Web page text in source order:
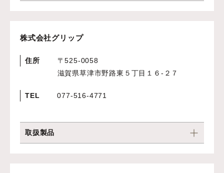
株式会社グリップ
住所
〒525-0058
滋賀県草津市野路東５丁目１６-２７
TEL 077-516-4771
取扱製品